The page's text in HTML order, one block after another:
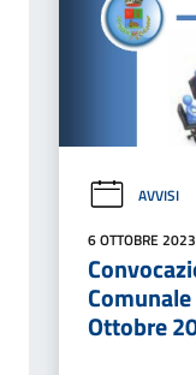
AVVISI
6 OTTOBRE 2023
Ottobre